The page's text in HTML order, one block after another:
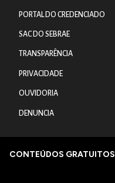
PORTAL DO CREDENCIADO
SAC DO SEBRAE
TRANSPARÊNCIA
PRIVACIDADE
OUVIDORIA
DENUNCIA
CONTEÚDOS GRATUITOS